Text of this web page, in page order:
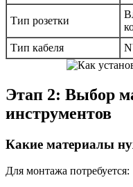
Тип розетки
Тип кабеля
Этап 2: Выбор
инструментов
Какие материалы
Для монтажа потребуется: